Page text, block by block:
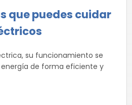
que puedes cuidar
su funcionamiento se
de forma eficiente y